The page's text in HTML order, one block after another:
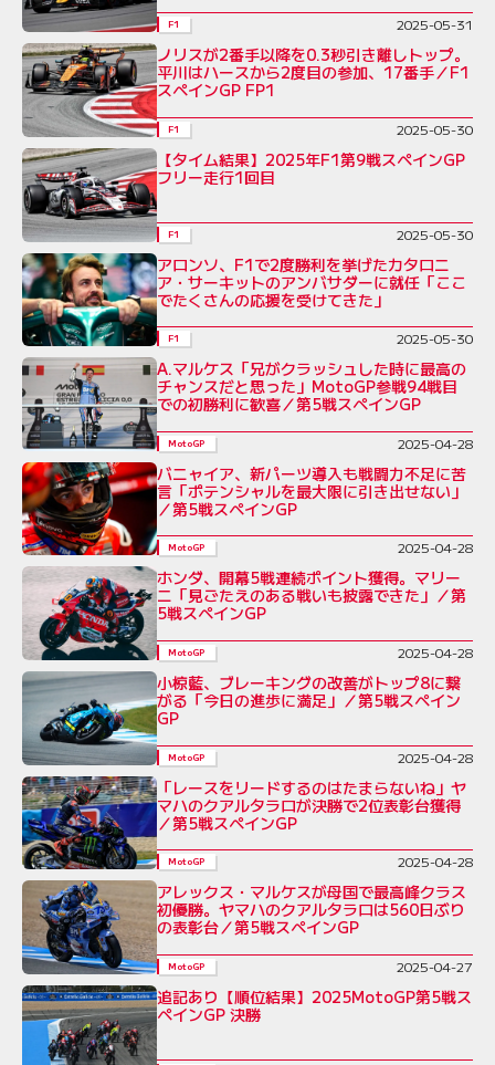
F1 2025-05-31
ノリスが2番手以降を0.3秒引き離しトップ。
平川はハースから2度目の参加、17番手／F1
スペインGP FP1
F1 2025-05-30
【タイム結果】2025年F1第9戦スペインGP
フリー走行1回目
F1 2025-05-30
アロンソ、F1で2度勝利を挙げたカタロニ
ア・サーキットのアンバサダーに就任「ここ
でたくさんの応援を受けてきた」
F1 2025-05-30
A.マルケス「兄がクラッシュした時に最高の
チャンスだと思った」MotoGP参戦94戦目
での初勝利に歓喜／第5戦スペインGP
MotoGP 2025-04-28
バニャイア、新パーツ導入も戦闘力不足に苦
言「ポテンシャルを最大限に引き出せない」
／第5戦スペインGP
MotoGP 2025-04-28
ホンダ、開幕5戦連続ポイント獲得。マリー
ニ「見ごたえのある戦いも披露できた」／第
5戦スペインGP
MotoGP 2025-04-28
小椋藍、ブレーキングの改善がトップ8に繋
がる「今日の進歩に満足」／第5戦スペイン
GP
MotoGP 2025-04-28
「レースをリードするのはたまらないね」ヤ
マハのクアルタラロが決勝で2位表彰台獲得
／第5戦スペインGP
MotoGP 2025-04-28
アレックス・マルケスが母国で最高峰クラス
初優勝。ヤマハのクアルタラロは560日ぶり
の表彰台／第5戦スペインGP
MotoGP 2025-04-27
追記あり【順位結果】2025MotoGP第5戦ス
ペインGP 決勝